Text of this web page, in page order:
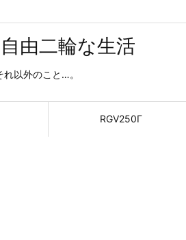
由二輪な生活
以外のこと…。
RGV250Γ